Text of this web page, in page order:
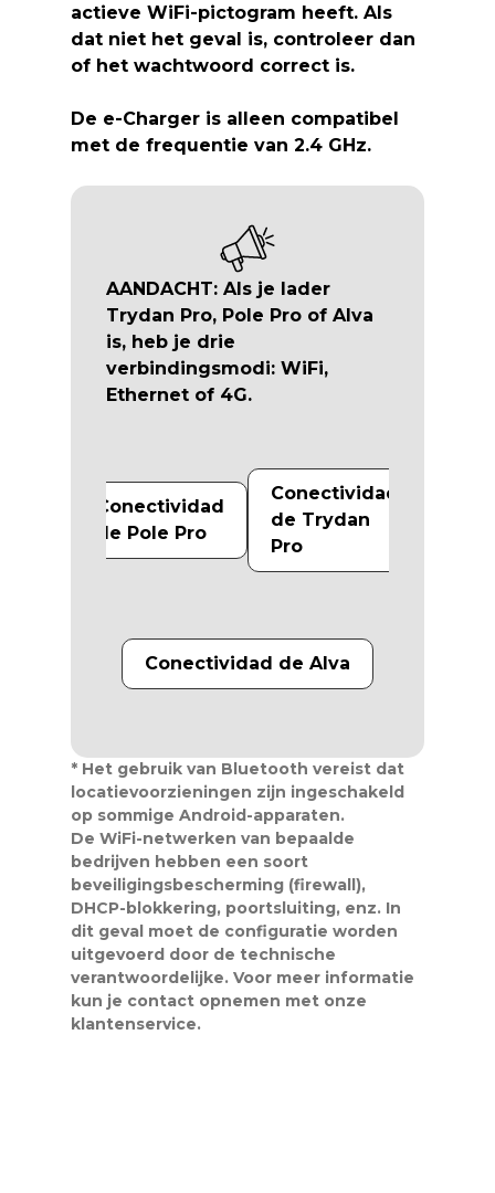
actieve WiFi-pictogram heeft. Als
dat niet het geval is, controleer dan
of het wachtwoord correct is.
De e-Charger is alleen compatibel
met de frequentie van 2.4 GHz.
AANDACHT: Als je lader
Trydan Pro, Pole Pro of Alva
is, heb je drie
verbindingsmodi: WiFi,
Ethernet of 4G.
Conectividad
de Pole Pro
Conectividad
de Trydan
Pro
Conectividad de Alva
* Het gebruik van Bluetooth vereist dat
locatievoorzieningen zijn ingeschakeld
op sommige Android-apparaten.
De WiFi-netwerken van bepaalde
bedrijven hebben een soort
beveiligingsbescherming (firewall),
DHCP-blokkering, poortsluiting, enz. In
dit geval moet de configuratie worden
uitgevoerd door de technische
verantwoordelijke. Voor meer informatie
kun je contact opnemen met onze
klantenservice.